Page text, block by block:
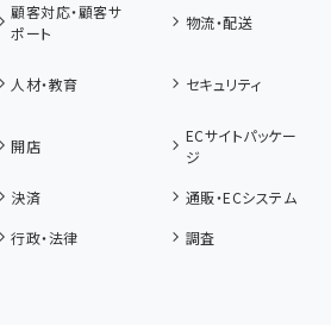
顧客対応・顧客サ
ポート
物流・配送
人材・教育 セキュリティ
開店
ECサイトパッケー
ジ
決済
通販・ECシステム
行政・法律
調査